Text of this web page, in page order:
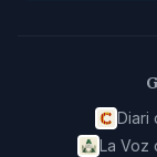
Diari
La Voz